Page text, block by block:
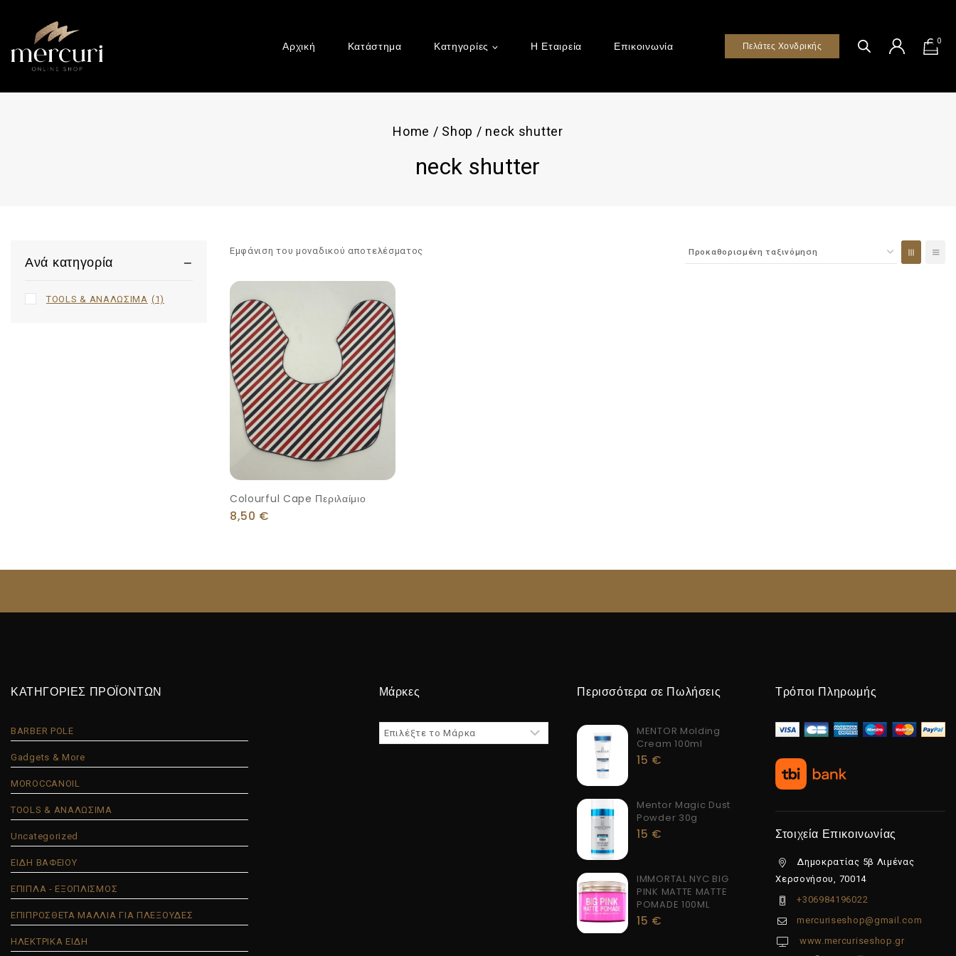
Αρχική Κατάστημα Κατηγορίες Η Εταιρεία Επικοινωνία Πελάτες Χονδρικής 0
Home / Shop / neck shutter
neck shutter
Εμφάνιση του μοναδικού αποτελέσματος
Colourful Cape Περιλαίμιο
8,50 €
Ανά κατηγορία
TOOLS & ΑΝΑΛΩΣΙΜΑ (1)
ΚΑΤΗΓΟΡΙΕΣ ΠΡΟΪΟΝΤΩΝ
BARBER POLE
Gadgets & More
MOROCCANOIL
TOOLS & ΑΝΑΛΩΣΙΜΑ
Uncategorized
ΕΙΔΗ ΒΑΦΕΙΟΥ
ΕΠΙΠΛΑ - ΕΞΟΠΛΙΣΜΟΣ
ΕΠΙΠΡΟΣΘΕΤΑ ΜΑΛΛΙΑ ΓΙΑ ΠΛΕΞΟΥΔΕΣ
ΗΛΕΚΤΡΙΚΑ ΕΙΔΗ
Μάρκες Περισσότερα σε Πωλήσεις
MENTOR Molding
Cream 100ml
15 €
Mentor Magic Dust
Powder 30g
15 €
IMMORTAL NYC BIG
PINK MATTE MATTE
POMADE 100ML
15 €
Τρόποι Πληρωμής
Στοιχεία Επικοινωνίας
Δημοκρατίας 5β Λιμένας
Χερσονήσου, 70014
+306984196022
mercuriseshop@gmail.com
www.mercuriseshop.gr